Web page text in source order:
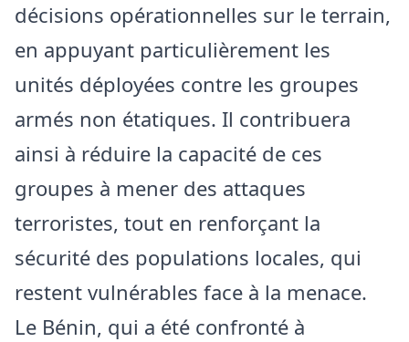
décisions opérationnelles sur le terrain,
en appuyant particulièrement les
unités déployées contre les groupes
armés non étatiques. Il contribuera
ainsi à réduire la capacité de ces
groupes à mener des attaques
terroristes, tout en renforçant la
sécurité des populations locales, qui
restent vulnérables face à la menace.
Le Bénin, qui a été confronté à